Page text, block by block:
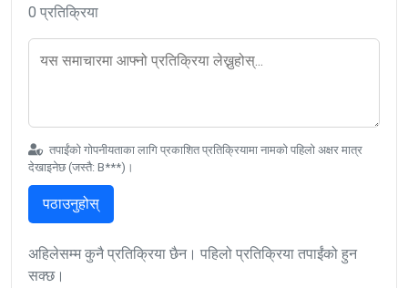
0 प्रतिक्रिया
तपाईंको गोपनीयताका लागि प्रकाशित प्रतिक्रियामा नामको पहिलो अक्षर मात्र
देखाइनेछ (जस्तै: B***)।
पठाउनुहोस्
अहिलेसम्म कुनै प्रतिक्रिया छैन। पहिलो प्रतिक्रिया तपाईंको हुन
सक्छ।